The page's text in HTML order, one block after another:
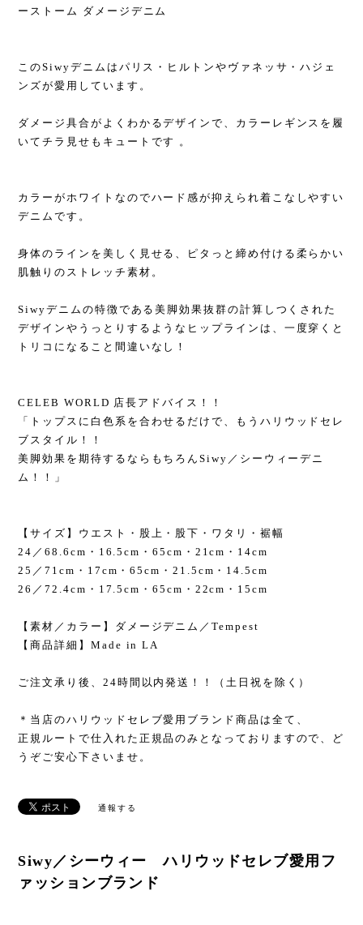
ーストーム ダメージデニム
このSiwyデニムはパリス・ヒルトンやヴァネッサ・ハジェ
ンズが愛用しています。
ダメージ具合がよくわかるデザインで、カラーレギンスを履
いてチラ見せもキュートです 。
カラーがホワイトなのでハード感が抑えられ着こなしやすい
デニムです。
身体のラインを美しく見せる、ピタっと締め付ける柔らかい
肌触りのストレッチ素材。
Siwyデニムの特徴である美脚効果抜群の計算しつくされた
デザインやうっとりするようなヒップラインは、一度穿くと
トリコになること間違いなし！
CELEB WORLD 店長アドバイス！！
「トップスに白色系を合わせるだけで、もうハリウッドセレ
ブスタイル！！
美脚効果を期待するならもちろんSiwy／シーウィーデニ
ム！！」
【サイズ】ウエスト・股上・股下・ワタリ・裾幅
24／68.6cm・16.5cm・65cm・21cm・14cm
25／71cm・17cm・65cm・21.5cm・14.5cm
26／72.4cm・17.5cm・65cm・22cm・15cm
【素材／カラー】ダメージデニム／Tempest
【商品詳細】Made in LA
ご注文承り後、24時間以内発送！！（土日祝を除く）
＊当店のハリウッドセレブ愛用ブランド商品は全て、
正規ルートで仕入れた正規品のみとなっておりますので、ど
うぞご安心下さいませ。
通報する
Siwy／シーウィー ハリウッドセレブ愛用フ
ァッションブランド